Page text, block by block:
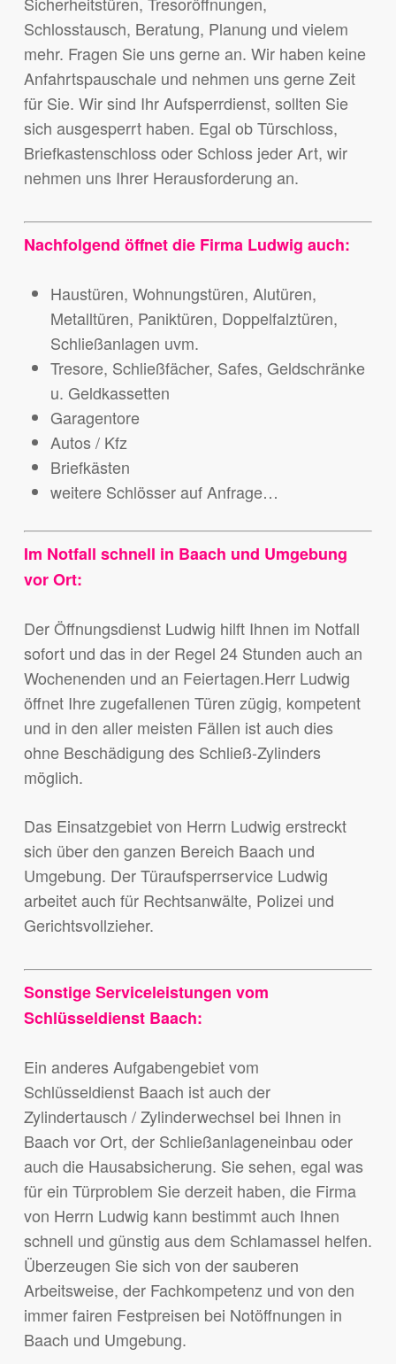
Schlosstausch, Beratung, Planung und vielem
mehr. Fragen Sie uns gerne an. Wir haben keine
Anfahrtspauschale und nehmen uns gerne Zeit
für Sie. Wir sind Ihr Aufsperrdienst, sollten Sie
sich ausgesperrt haben. Egal ob Türschloss,
Briefkastenschloss oder Schloss jeder Art, wir
nehmen uns Ihrer Herausforderung an.
Nachfolgend öffnet die Firma Ludwig auch:
Haustüren, Wohnungstüren, Alutüren,
Metalltüren, Paniktüren, Doppelfalztüren,
Schließanlagen uvm.
Tresore, Schließfächer, Safes, Geldschränke
u. Geldkassetten
Garagentore
Autos / Kfz
Briefkästen
weitere Schlösser auf Anfrage…
Im Notfall schnell in Baach und Umgebung
vorOrt:
Der Öffnungsdienst Ludwig hilft Ihnen im Notfall
sofort und das in der Regel 24 Stunden auch an
Wochenenden und an Feiertagen.Herr Ludwig
öffnet Ihre zugefallenen Türen zügig, kompetent
und in den aller meisten Fällen ist auch dies
ohne Beschädigung des Schließ-Zylinders
möglich.
Das Einsatzgebiet von Herrn Ludwig erstreckt
sich über den ganzen Bereich Baach und
Umgebung. Der Türaufsperrservice Ludwig
arbeitet auch für Rechtsanwälte, Polizei und
Gerichtsvollzieher.
Sonstige Serviceleistungen vom
Schlüsseldienst Baach:
Ein anderes Aufgabengebiet vom
Schlüsseldienst Baach ist auch der
Zylindertausch / Zylinderwechsel bei Ihnen in
Baach vor Ort, der Schließanlageneinbau oder
auch die Hausabsicherung. Sie sehen, egal was
für ein Türproblem Sie derzeit haben, die Firma
von Herrn Ludwig kann bestimmt auch Ihnen
schnell und günstig aus dem Schlamassel helfen.
Überzeugen Sie sich von der sauberen
Arbeitsweise, der Fachkompetenz und von den
immer fairen Festpreisen bei Notöffnungen in
Baach und Umgebung.